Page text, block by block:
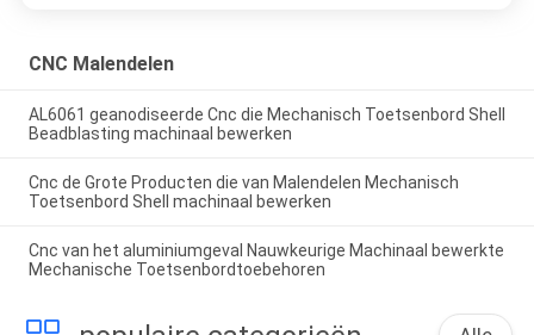
CNC Malendelen
AL6061 geanodiseerde Cnc die Mechanisch Toetsenbord Shell
Beadblasting machinaal bewerken
Cnc de Grote Producten die van Malendelen Mechanisch
Toetsenbord Shell machinaal bewerken
Cnc van het aluminiumgeval Nauwkeurige Machinaal bewerkte
Mechanische Toetsenbordtoebehoren